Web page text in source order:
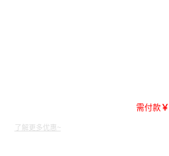
需付款￥
了解更多优惠~